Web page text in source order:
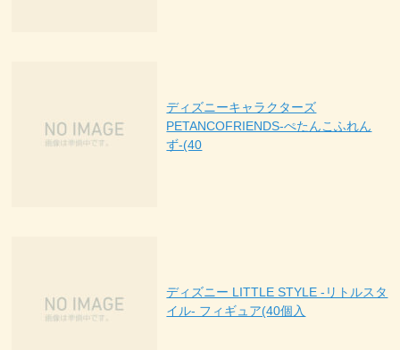
ディズニーキャラクターズ
PETANCOFRIENDS-ぺたんこふれん
ず-(40
ディズニー LITTLE STYLE -リトルスタ
イル- フィギュア(40個入